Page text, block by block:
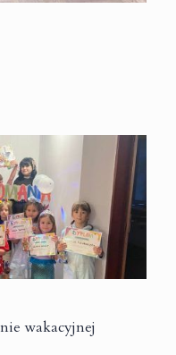
wakacyjnej